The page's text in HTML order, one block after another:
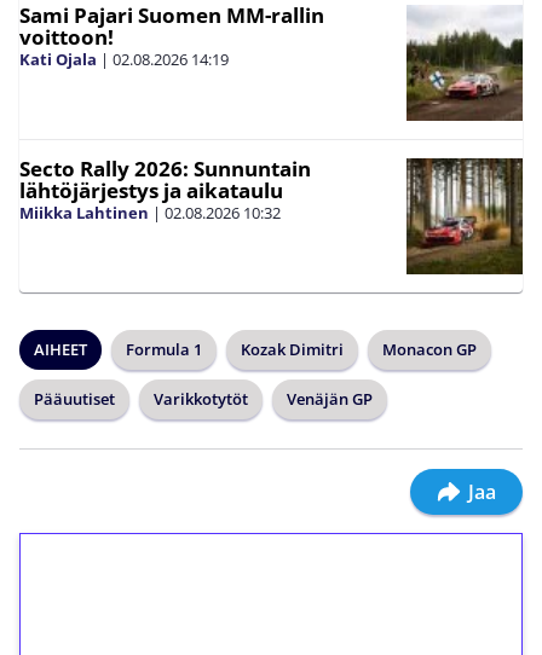
Sami Pajari Suomen MM-rallin
voittoon!
Kati Ojala | 02.08.2026 14:19
Secto Rally 2026: Sunnuntain
lähtöjärjestys ja aikataulu
Miikka Lahtinen | 02.08.2026 10:32
AIHEET Formula 1 Kozak Dimitri Monacon GP
Pääuutiset Varikkotytöt Venäjän GP
Jaa